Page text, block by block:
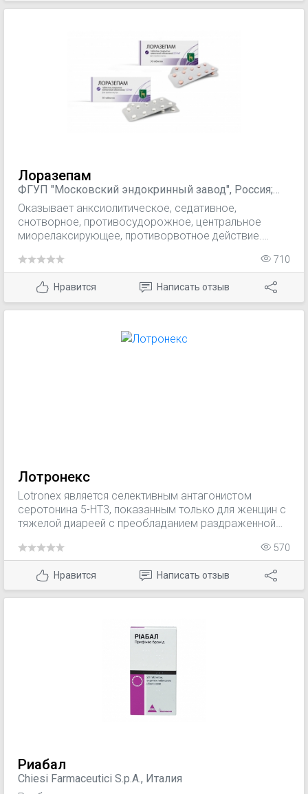
Лоразепам
ФГУП "Московский эндокринный завод", Россия;
ООО "Арпимед", Армения
Оказывает анксиолитическое, седативное,
снотворное, противосудорожное, центральное
миорелаксирующее, противорвотное действие.
протекающие с тревогой, раздражительностью,
повышенной утомляемостью, нарушением сна,
вегетативными нарушениями; алкогольный
абстинентный синдром (в составе комплексной
генеза; премедикация (подготовка к длительным
диагностическим процедурам и операциям).
710
Нравится Написать отзыв
Лотронекс
Lotronex является селективным антагонистом
серотонина 5-HT3, показанным только для женщин с
тяжелой диареей с преобладанием раздраженной
симптомы СРК (как правило, длящиеся 6 месяцев или
дольше); имели анатомические или биохимические
аномалии желудочно-кишечный тракт исключен; и не
ответили адекватно на традиционную терапию.
570
Нравится Написать отзыв
Риабал
Chiesi Farmaceutici S.p.A., Италия